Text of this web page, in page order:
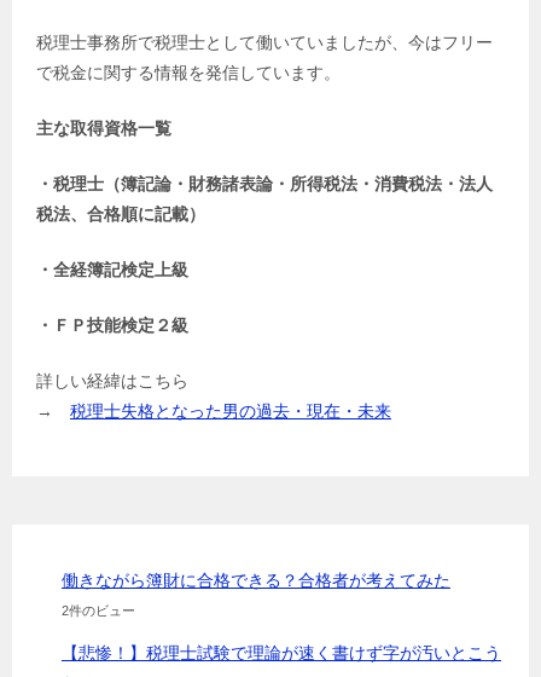
税理士事務所で税理士として働いていましたが、今はフリー
で税金に関する情報を発信しています。
主な取得資格一覧
・税理士（簿記論・財務諸表論・所得税法・消費税法・法人
税法、合格順に記載）
・全経簿記検定上級
・ＦＰ技能検定２級
詳しい経緯はこちら
→ 税理士失格となった男の過去・現在・未来
働きながら簿財に合格できる？合格者が考えてみた
2件のビュー
【悲惨！】税理士試験で理論が速く書けず字が汚いとこう